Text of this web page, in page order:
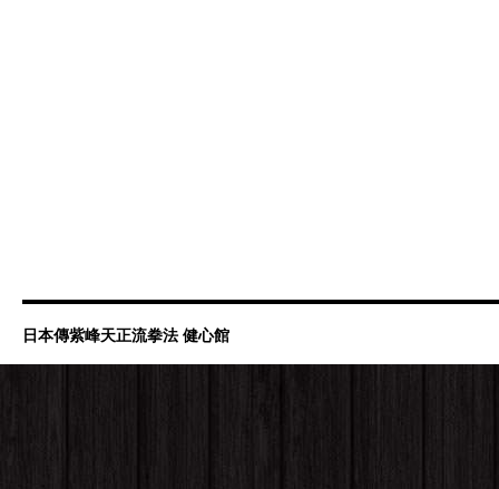
日本傳紫峰天正流拳法 健心館